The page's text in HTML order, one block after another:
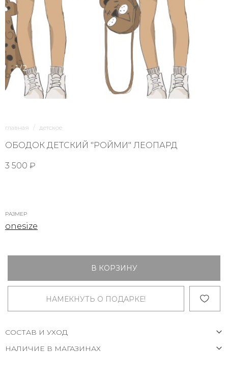
1/2
главная детское
ОБОДОК ДЕТСКИЙ "РОЙМИ" ЛЕОПАРД
3 500 ₽
РАЗМЕР
onesize
В КОРЗИНУ
НАМЕКНУТЬ О ПОДАРКЕ!
СОСТАВ И УХОД
НАЛИЧИЕ В МАГАЗИНАХ